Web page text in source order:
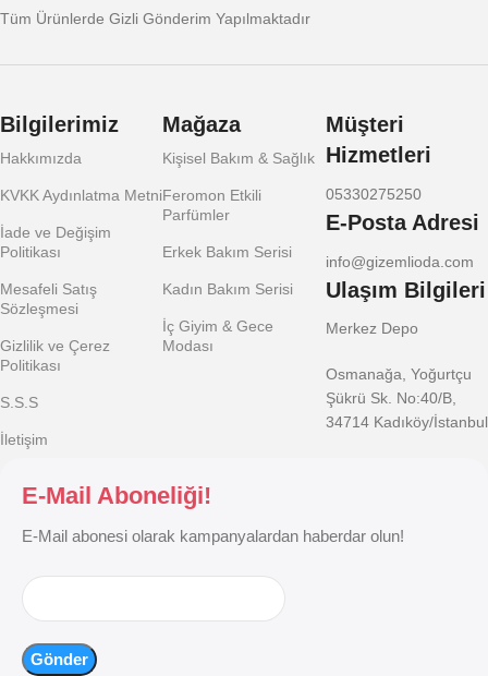
Tüm Ürünlerde Gizli Gönderim Yapılmaktadır
Bilgilerimiz
Hakkımızda
KVKK Aydınlatma Metni
İade ve Değişim
Politikası
Mesafeli Satış
Sözleşmesi
Gizlilik ve Çerez
Politikası
S.S.S
İletişim
Mağaza
Kişisel Bakım & Sağlık
Feromon Etkili
Parfümler
Erkek Bakım Serisi
Kadın Bakım Serisi
İç Giyim & Gece
Modası
Müşteri
Hizmetleri
05330275250
E-Posta Adresi
info@gizemlioda.com
Ulaşım Bilgileri
Merkez Depo
Osmanağa, Yoğurtçu
Şükrü Sk. No:40/B,
34714 Kadıköy/İstanbul
E-Mail Aboneliği!
E-Mail abonesi olarak kampanyalardan haberdar olun!